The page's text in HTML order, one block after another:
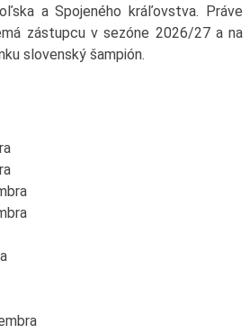
a Spojeného kráľovstva. Práve
zástupcu v sezóne 2026/27 a na
slovenský šampión.